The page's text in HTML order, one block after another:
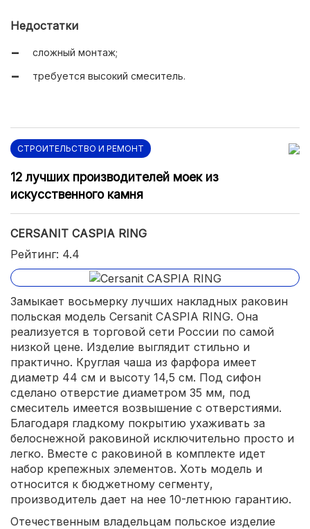
Недостатки
сложный монтаж;
требуется высокий смеситель.
СТРОИТЕЛЬСТВО И РЕМОНТ
12 лучших производителей моек из
искусственного камня
CERSANIT CASPIA RING
Рейтинг: 4.4
Замыкает восьмерку лучших накладных раковин
польская модель Cersanit CASPIA RING. Она
реализуется в торговой сети России по самой
низкой цене. Изделие выглядит стильно и
практично. Круглая чаша из фарфора имеет
диаметр 44 см и высоту 14,5 см. Под сифон
сделано отверстие диаметром 35 мм, под
смеситель имеется возвышение с отверстиями.
Благодаря гладкому покрытию ухаживать за
белоснежной раковиной исключительно просто и
легко. Вместе с раковиной в комплекте идет
набор крепежных элементов. Хоть модель и
относится к бюджетному сегменту,
производитель дает на нее 10-летнюю гарантию.
Отечественным владельцам польское изделие